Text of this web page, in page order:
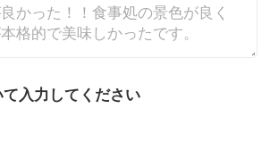
入力してください